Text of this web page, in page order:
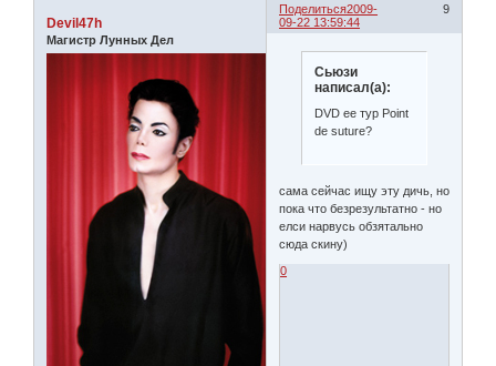
Поделиться 9
2009-
09-22 13:59:44
Devil47h
Магистр Лунных Дел
Сьюзи
написал(а):
DVD ее тур Point
de suture?
сама сейчас ищу эту дичь, но
пока что безрезультатно - но
елси нарвусь обзятально
сюда скину)
0